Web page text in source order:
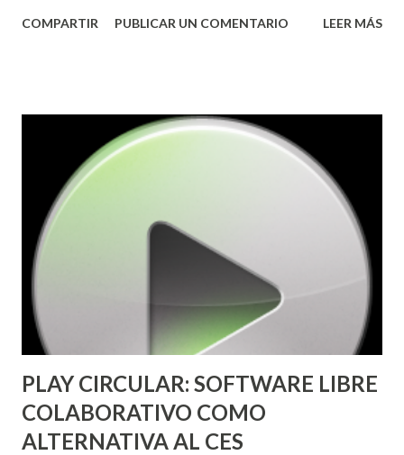
permite a sus miembros intercambiar libremente los
cuándo quieran y con quién sea, para cualquier otro
servicio. Además se establece un sistema de "feedback" en
el que cada usuario puede dejar sus comentarios y
opiniones acerca del servicio recibido, aumentando así los
niveles de confianza entre los usuarios. Y no sólo puedes
hacer este intercambio en España, sino con usuarios de
cualquier parte del mundo. Usuarios de más de 80 países
están ofreciendo más de 30.000 servicios diferentes. Este
carácter internacional de...
COMPARTIR PUBLICAR UN COMENTARIO LEER MÁS
PLAY CIRCULAR: SOFTWARE LIBRE
COLABORATIVO COMO
ALTERNATIVA AL CES